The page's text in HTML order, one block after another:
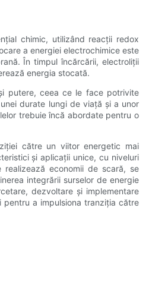
chimic, utilizând reacții redox
a energiei electrochimice este
În timpul încărcării, electroliții
energia stocată.
putere, ceea ce le face potrivite
durate lungi de viață și a unor
trebuie încă abordate pentru o
către un viitor energetic mai
și aplicații unice, cu niveluri
economii de scară, se
integrării surselor de energie
dezvoltare și implementare
pentru a impulsiona tranziția către